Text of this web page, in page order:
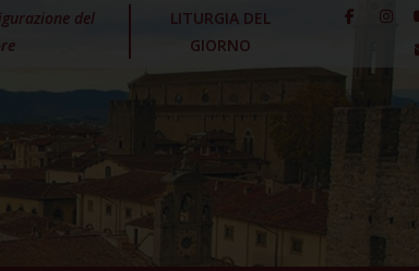
del
LITURGIA DEL
GIORNO